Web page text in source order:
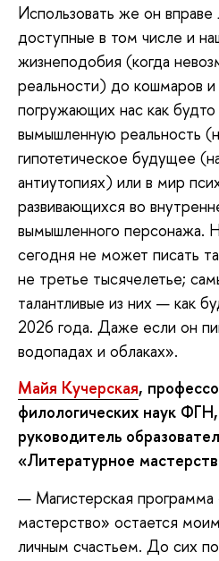
Использовать же он
доступные в том числе и
жизнеподобия (когда
реальности) до кошмаров и
погружающих нас как
вымышленную реальность
гипотетическое будущее
антиутопиях) или в мир
развивающихся во
вымышленного персонажа.
сегодня не может писать
не третье тысячелетье;
талантливые из них — как
2026 года. Даже если он
водопадах и облаках».
Майя Кучерская,
филологических наук ФГН
руководитель
«Литературное
— Магистерская
мастерство» остается
личным счастьем. До сих